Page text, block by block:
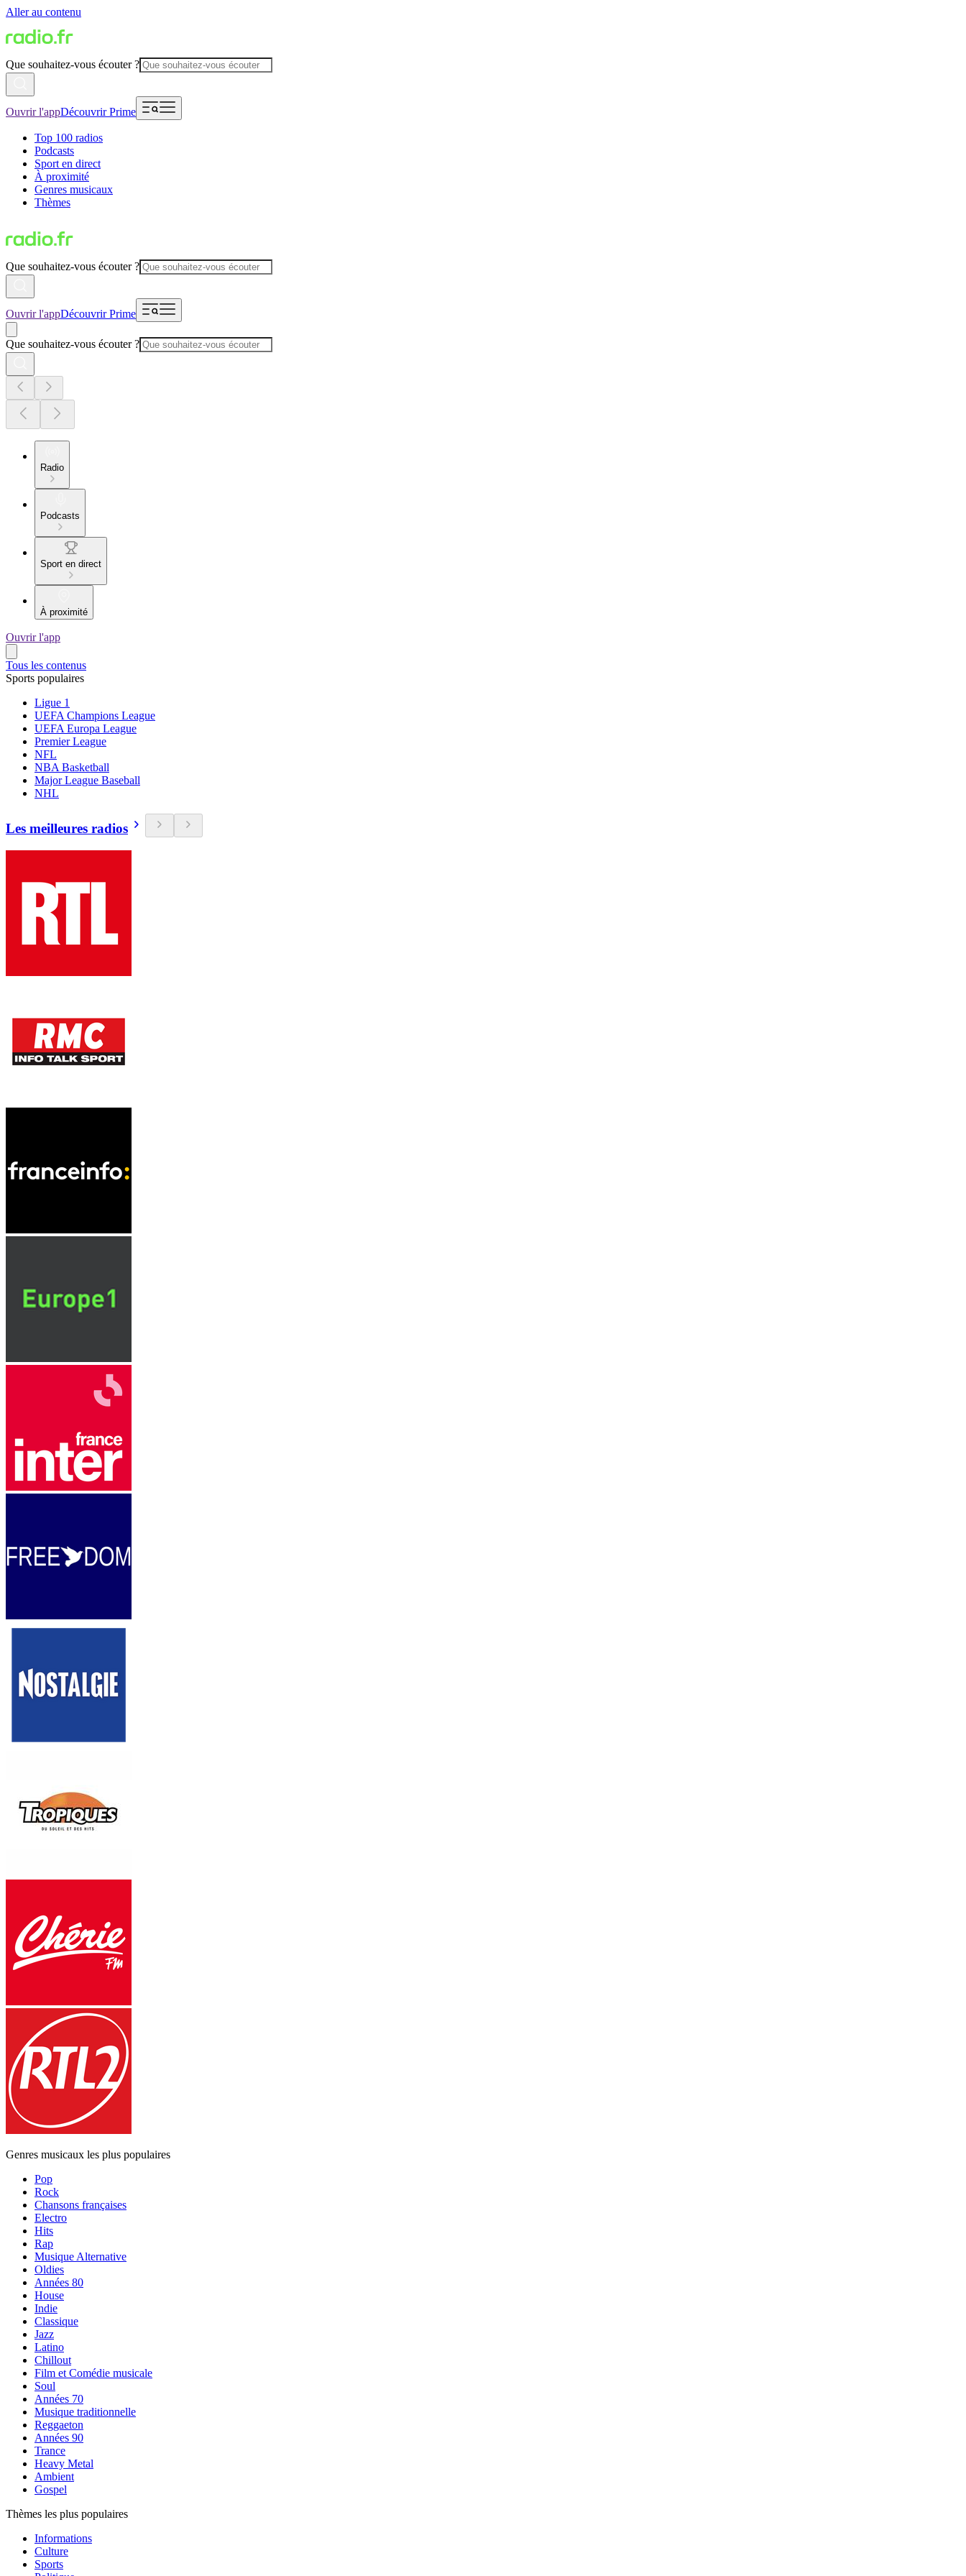
Aller au contenu
Que souhaitez-vous écouter ?
Ouvrir l'appDécouvrir Prime
Top 100 radios
Podcasts
Sport en direct
À proximité
Genres musicaux
Thèmes
Que souhaitez-vous écouter ?
Ouvrir l'appDécouvrir Prime
Que souhaitez-vous écouter ?
Radio
Podcasts
Sport en direct
À proximité
Ouvrir l'app
Tous les contenus
Sports populaires
Ligue 1
UEFA Champions League
UEFA Europa League
Premier League
NFL
NBA Basketball
Major League Baseball
NHL
Les meilleures radios
Genres musicaux les plus populaires
Pop
Rock
Chansons françaises
Electro
Hits
Rap
Musique Alternative
Oldies
Années 80
House
Indie
Classique
Jazz
Latino
Chillout
Film et Comédie musicale
Soul
Années 70
Musique traditionnelle
Reggaeton
Années 90
Trance
Heavy Metal
Ambient
Gospel
Thèmes les plus populaires
Informations
Culture
Sports